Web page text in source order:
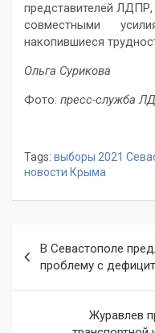
представителей
совместными
накопившиеся
Ольга Сурикова
Фото: пресс-служба
Tags: выборы 2021
новости Крыма
по
записям
В Севастополе
проблему с
Журавлев